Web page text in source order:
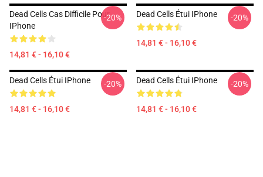
Dead Cells Cas Difficile Pour
IPhone
14,81 € - 16,10 €
-20% Dead Cells Étui IPhone
14,81 € - 16,10 €
-20%
Dead Cells Étui IPhone
14,81 € - 16,10 €
-20% Dead Cells Étui IPhone
14,81 € - 16,10 €
-20%